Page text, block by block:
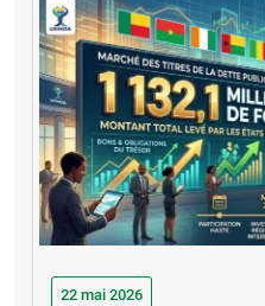
22 mai 2026